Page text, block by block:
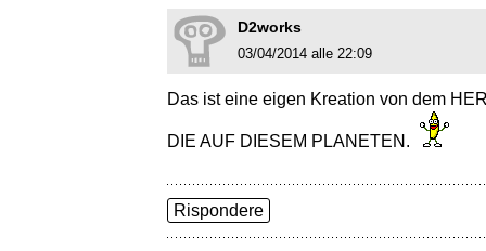
D2works
03/04/2014 alle 22:09
Das ist eine eigen Kreation von dem
DIE AUF DIESEM PLANETEN.
Rispondere